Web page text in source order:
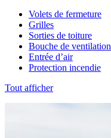
Volets de fermeture
Grilles
Sorties de toiture
Bouche de ventilation
Entrée d’air
Protection incendie
Tout afficher